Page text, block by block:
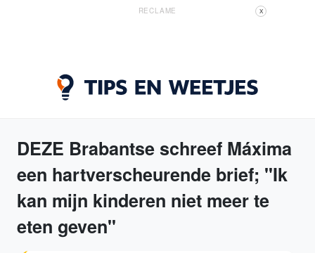
RECLAME X
DEZE Brabantse schreef Máxima
een hartverscheurende brief; "Ik
kan mijn kinderen niet meer te
eten geven"